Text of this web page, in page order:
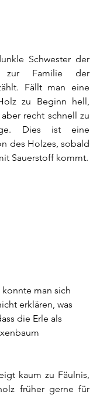
Schwester der
Familie der
Fällt man eine
zu Beginn hell,
recht schnell zu
Dies ist eine
des Holzes, sobald
man sich
erklären, was
die Erle als
kaum zu Fäulnis,
früher gerne für